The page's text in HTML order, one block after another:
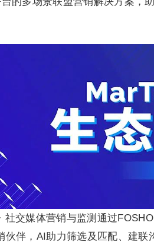
交媒体营销与监测通过
伴，AI助力筛选及匹配、建联